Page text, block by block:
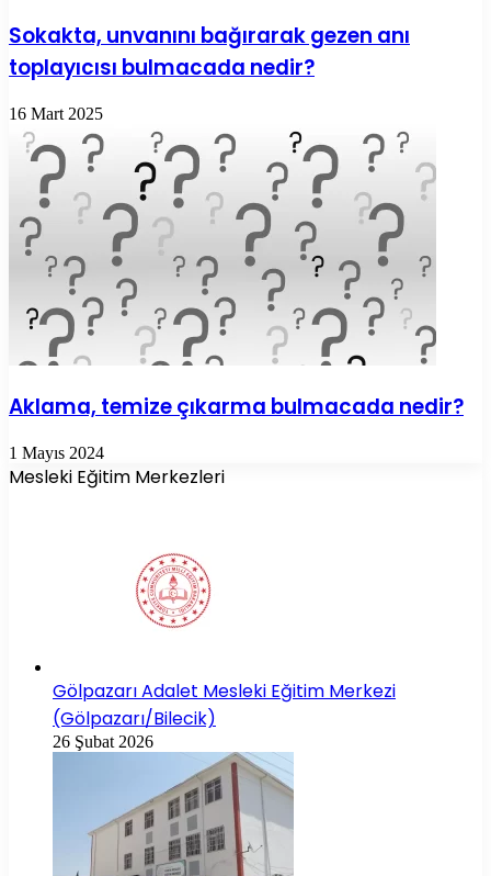
Sokakta, unvanını bağırarak gezen anı
toplayıcısı bulmacada nedir?
16 Mart 2025
Aklama, temize çıkarma bulmacada nedir?
1 Mayıs 2024
Mesleki Eğitim Merkezleri
Gölpazarı Adalet Mesleki Eğitim Merkezi
(Gölpazarı/Bilecik)
26 Şubat 2026